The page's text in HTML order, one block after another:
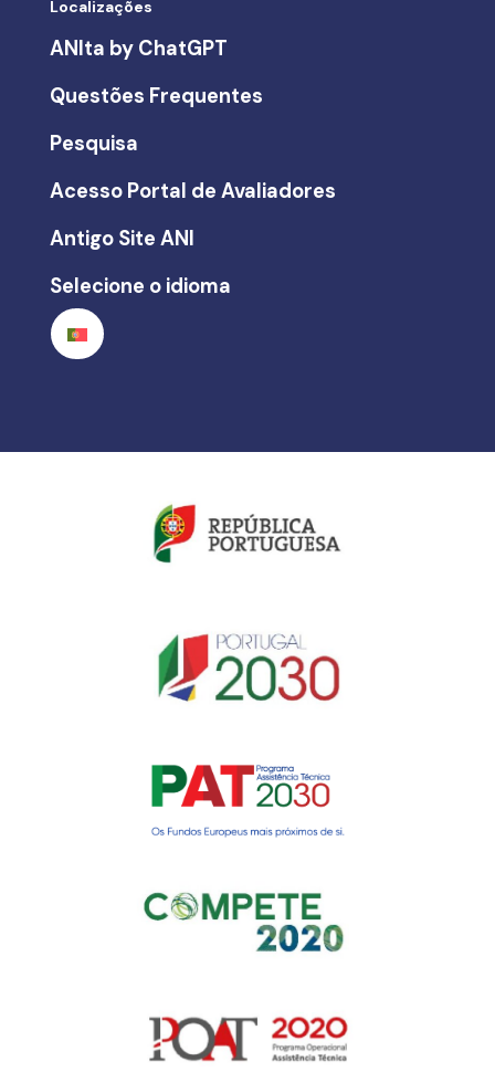
Gerir o Consentimento de
Localizações
ANIta by ChatGPT
Questões Frequentes
Pesquisa
Acesso Portal de Avaliadores
Antigo Site ANI
Selecione o idioma